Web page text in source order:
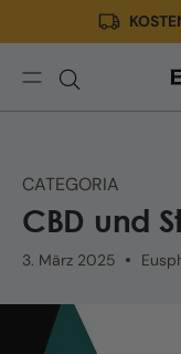
zum
Inhalt
können
CATEGORIA
CBD und
3. März 2025